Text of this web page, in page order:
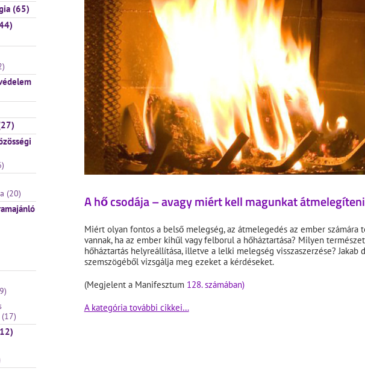
A hő csodája – avagy miért kell magunkat
Miért olyan fontos a belső melegség, az átmelegedés az ember
vannak, ha az ember kihűl vagy felborul a hőháztartása? Milyen
hőháztartás helyreállítása, illetve a lelki melegség visszaszerzése?
szemszögéből vizsgálja meg ezeket a kérdéseket.
(Megjelent a Manifesztum 128. számában)
A kategória további cikkei…
(65)
(20)